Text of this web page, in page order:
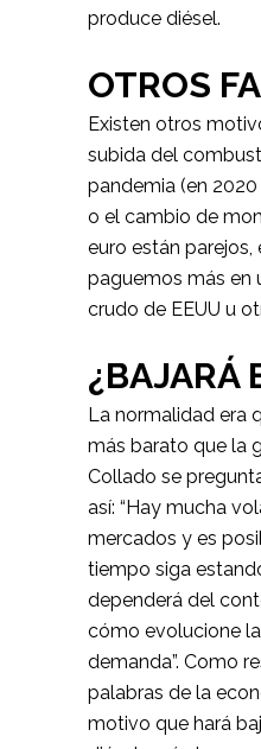
produce diésel.
OTROS
Existen otros
subida del
pandemia (en
o el cambio de
euro están
paguemos más en
crudo de EEUU u
¿BAJARÁ
La normalidad era
más barato que la
Collado se
así: “Hay mucha
mercados y es
tiempo siga
dependerá del
cómo evolucione
demanda”. Como
palabras de la
motivo que hará